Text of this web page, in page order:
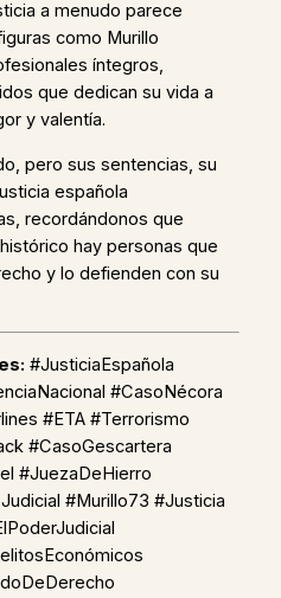
a menudo parece
como Murillo
íntegros,
que dedican su vida a
y valentía.
pero sus sentencias, su
española
recordándonos que
hay personas que
y lo defienden con su
#JusticiaEspañola
#CasoNécora
#ETA #Terrorismo
#CasoGescartera
#JuezaDeHierro
#Murillo73 #Justicia